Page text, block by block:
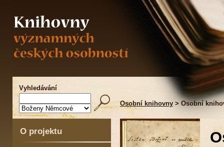
Vyhledávání
Osobní knihovny > Osobní
O projektu